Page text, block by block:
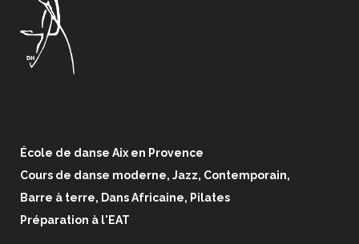
École de danse Aix en Provence
Cours de danse moderne, Jazz, Contemporain,
Barre à terre, Dans Africaine, Pilates
Préparation à l'EAT